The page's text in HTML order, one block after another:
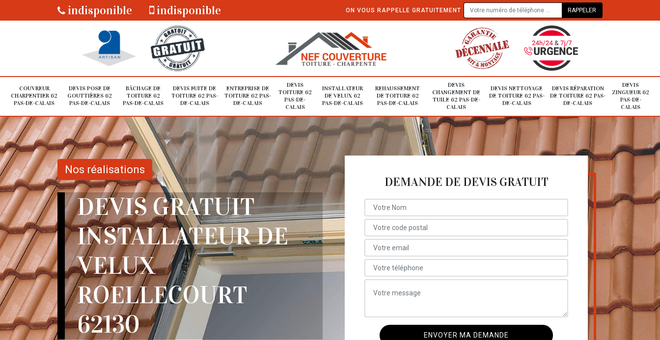
indisponible indisponible ON VOUS RAPPELLE GRATUITEMENT
COUVREUR
CHARPENTIER 62
PAS-DE-CALAIS
DEVIS POSE DE
GOUTTIÈRES 62
PAS-DE-CALAIS
BÂCHAGE DE
TOITURE 62
PAS-DE-CALAIS
DEVIS FUITE DE
TOITURE 62 PAS-
DE-CALAIS
ENTREPRISE DE
TOITURE 62 PAS-
DE-CALAIS
DEVIS
TOITURE 62
PAS-DE-
CALAIS
INSTALLATEUR
DE VELUX 62
PAS-DE-CALAIS
REHAUSSEMENT
DE TOITURE 62
PAS-DE-CALAIS
DEVIS
CHANGEMENT DE
TUILE 62 PAS-DE-
CALAIS
DEVIS NETTOYAGE
DE TOITURE 62 PAS-
DE-CALAIS
DEVIS RÉPARATION
DE TOITURE 62 PAS-
DE-CALAIS
DEVIS
ZINGUEUR 62
PAS-DE-
CALAIS
Nos réalisations
DEVIS GRATUIT
INSTALLATEUR DE
VELUX
ROELLECOURT
62130
DEMANDE DE DEVIS GRATUIT